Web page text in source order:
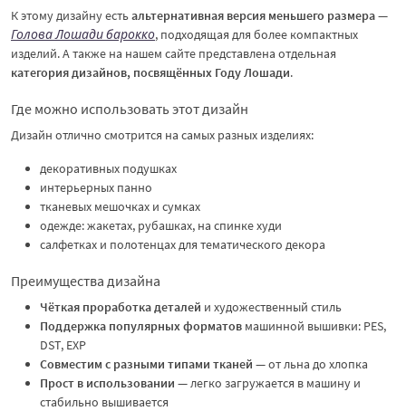
К этому дизайну естьальтернативная версия меньшего размера—
Голова Лошади барокко, подходящая для более компактных
изделий. А также на нашем сайте представлена отдельная
категория дизайнов, посвящённых Году Лошади.
Где можно использовать этот дизайн
Дизайн отлично смотрится на самых разных изделиях:
декоративных подушках
интерьерных панно
тканевых мешочках и сумках
одежде: жакетах, рубашках, на спинке худи
салфетках и полотенцах для тематического декора
Преимущества дизайна
Чёткая проработка деталей и художественный стиль
Поддержка популярных форматов машинной вышивки: PES,
DST, EXP
Совместим с разными типами тканей — от льна до хлопка
Прост в использовании — легко загружается в машину и
стабильно вышивается